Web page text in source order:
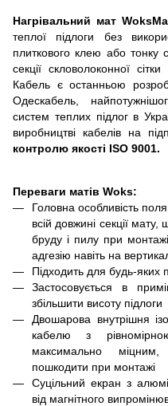
Нагрівальний мат
теплої підлоги без
плиткового клею або тонку
секції скловолоконноїсітки
Кабель є останньою
Одескабель,
систем теплих підлог в
виробництві кабелів на
контролю якості ISO 9001.
Переваги матів Woks:
Головна особливість
всій довжині секції
бруду і пилу при
адгезію навіть на
Підходить для будь-яких
Застосовується в
збільшити висоту підлоги
Двошарова внутрішня
кабелю з
максимально
пошкодити при монтажі
Суцільний екран з
від магнітного